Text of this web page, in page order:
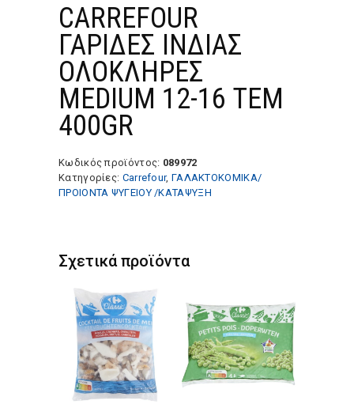
CARREFOUR
ΓΑΡΙΔΕΣ ΙΝΔΙΑΣ
ΟΛΟΚΛΗΡΕΣ
MEDIUM 12-16 ΤΕΜ
400GR
Κωδικός προϊόντος: 089972
Κατηγορίες: Carrefour, ΓΑΛΑΚΤΟΚΟΜΙΚΑ/
ΠΡΟΙΟΝΤΑ ΨΥΓΕΙΟΥ /ΚΑΤΑΨΥΞΗ
Σχετικά προϊόντα